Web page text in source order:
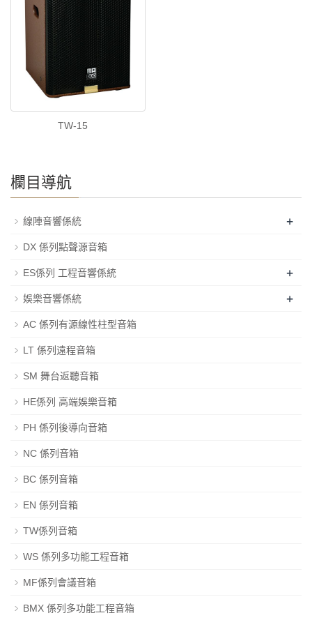
TW-15
欄目導航
線陣音響係統 +
DX 係列點聲源音箱
ES係列 工程音響係統 +
娛樂音響係統 +
AC 係列有源線性柱型音箱
LT 係列遠程音箱
SM 舞台返聽音箱
HE係列 高端娛樂音箱
PH 係列後導向音箱
NC 係列音箱
BC 係列音箱
EN 係列音箱
TW係列音箱
WS 係列多功能工程音箱
MF係列會議音箱
BMX 係列多功能工程音箱